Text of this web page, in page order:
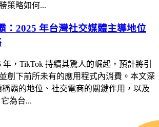
策略如何...
：2025 年台灣社交媒體主導地位
年，TikTok 持續其驚人的崛起，預計將引
創下前所未有的應用程式內消費。本文深
稱霸的地位、社交電商的關鍵作用，以及
為台...